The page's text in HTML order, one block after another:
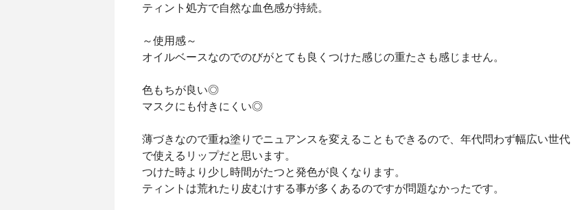
ティント処方で自然な血色感が持続。
～使用感～
オイルベースなのでのびがとても良くつけた感じの重たさも感じません。
色もちが良い◎
マスクにも付きにくい◎
薄づきなので重ね塗りでニュアンスを変えることもできるので、年代問わず幅広い世代
で使えるリップだと思います。
つけた時より少し時間がたつと発色が良くなります。
ティントは荒れたり皮むけする事が多くあるのですが問題なかったです。